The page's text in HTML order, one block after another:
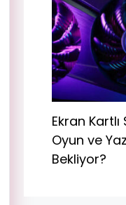
Ekran
Oyun ve
Bekliyor?